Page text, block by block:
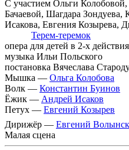
С участием Ольги
Бачаевой, Шагдара Зондуева,
Исакова, Евгения
Терем-теремок
опера для детей в 2-х
музыка Ильи Польского
постановка Вячеслава
Мышка — Ольга Колобова
Волк — Константин Буинов
Ёжик — Андрей Исаков
Петух — Евгений Козырев
Дирижёр — Евгений
Малая сцена